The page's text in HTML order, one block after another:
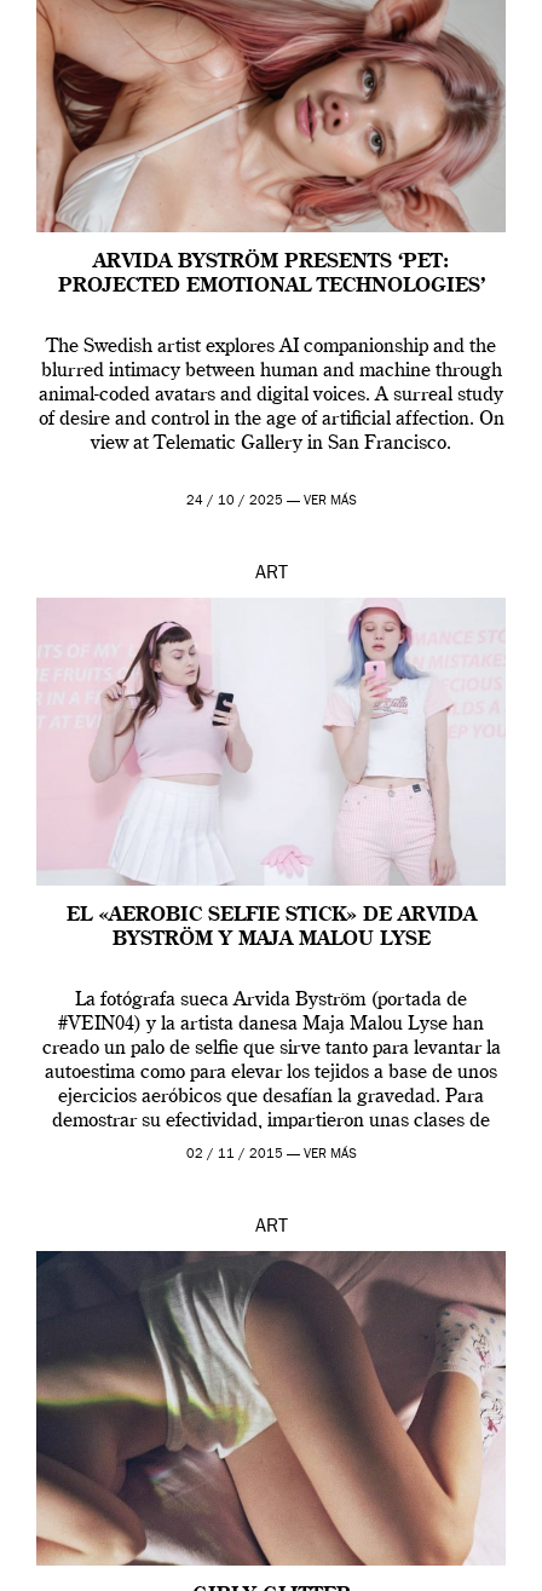
ARVIDA BYSTRÖM PRESENTS ‘PET:
PROJECTED EMOTIONAL TECHNOLOGIES’
The Swedish artist explores AI companionship and the
blurred intimacy between human and machine through
animal-coded avatars and digital voices. A surreal study
of desire and control in the age of artificial affection. On
view at Telematic Gallery in San Francisco.
24 / 10 / 2025 — VER MÁS
ART
EL «AEROBIC SELFIE STICK» DE ARVIDA
BYSTRÖM Y MAJA MALOU LYSE
La fotógrafa sueca Arvida Byström (portada de
#VEIN04) y la artista danesa Maja Malou Lyse han
creado un palo de selfie que sirve tanto para levantar la
autoestima como para elevar los tejidos a base de unos
ejercicios aeróbicos que desafían la gravedad. Para
demostrar su efectividad, impartieron unas clases de
prueba en el Tate […]
02 / 11 / 2015 — VER MÁS
ART